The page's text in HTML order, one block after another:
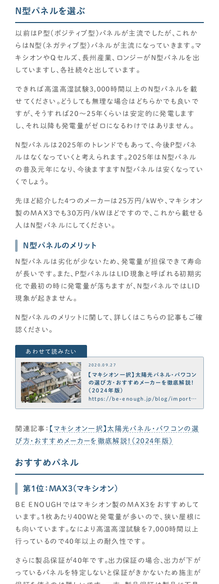
N型パネルを選ぶ
以前はP型(ポジティブ型)パネルが主流でしたが、これか
らはN型(ネガティブ型)パネルが主流になっていきます。マ
キシオンやQセルズ、長州産業、ロンジーがN型パネルを出
していますし、各社続々と出しています。
できれば高温高湿試験3,000時間以上のN型パネルを載
せてください。どうしても無理な場合はどちらかでも良いで
すが、そうすれば20～25年くらいは安定的に発電します
し、それ以降も発電量がゼロになるわけではありません。
N型パネルは2025年のトレンドでもあって、今後P型パネ
ルはなくなっていくと考えられます。2025年はN型パネル
の普及元年になり、今後ますますN型パネルは安くなってい
くでしょう。
先ほど紹介した4つのメーカーは25万円/kWや、マキシオン
製のMAX3でも30万円/kWほどですので、これから載せる
人はN型パネルにしてください。
N型パネルのメリット
N型パネルは劣化が少ないため、発電量が担保できて寿命
が長いです。また、P型パネルはLID現象と呼ばれる初期劣
化で最初の時に発電量が落ちますが、N型パネルではLID
現象が起きません。
N型パネルのメリットに関して、詳しくはこちらの記事もご確
認ください。
2020.09.27
【マキシオン一択】太陽光パネル・パワコン
の選び方・おすすめメーカーを徹底解説！
（2024年版）
https://be-enough.jp/blog/importa
nt/p7268
関連記事： 【マキシオン一択】太陽光パネル・パワコンの選
び方・おすすめメーカーを徹底解説！（2024年版）
おすすめパネル
第1位：MAX3(マキシオン)
BE ENOUGHではマキシオン製のMAX3をおすすめして
います。1枚あたり400Wと発電量が多いので、狭い屋根に
も向いています。なにより高温高湿試験を7,000時間以上
行っているので40年以上の耐久性です。
さらに製品保証が40年です。出力保証の場合、出力が下が
っているパネルを特定しないと保証がきかないため施主が